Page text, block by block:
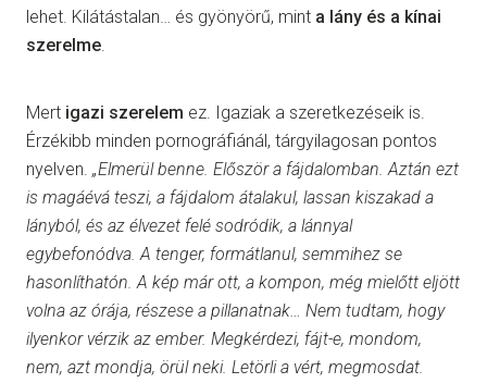
lehet. Kilátástalan… és gyönyörű, mint a lány és a kínai
szerelme
Mert igazi szerelem ez. Igaziak a szeretkezéseik is.
Érzékibb minden pornográfiánál, tárgyilagosan pontos
nyelven. „Elmerül benne. Először a fájdalomban. Aztán ezt
is magáévá teszi, a fájdalom átalakul, lassan kiszakad a
lányból, és az élvezet felé sodródik, a lánnyal
egybefonódva. A tenger, formátlanul, semmihez se
hasonlíthatón. A kép már ott, a kompon, még mielőtt eljött
volna az órája, részese a pillanatnak… Nem tudtam, hogy
ilyenkor vérzik az ember. Megkérdezi, fájt-e, mondom,
nem, azt mondja, örül neki. Letörli a vért, megmosdat.